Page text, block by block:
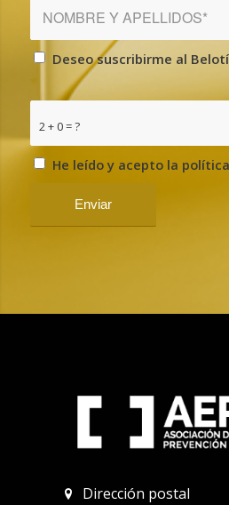
Deseo suscribirme al
*
2 + 0 = ?
He leído y acepto la
Dirección postal